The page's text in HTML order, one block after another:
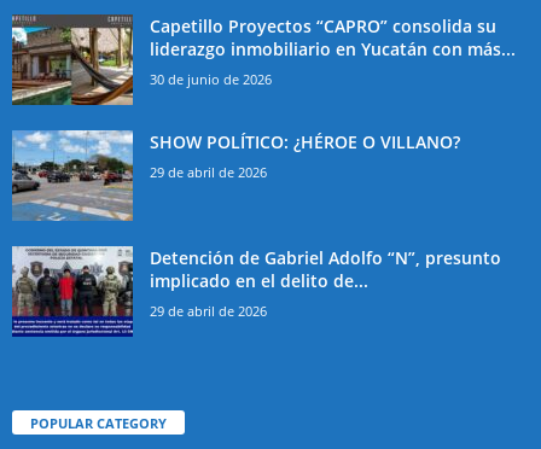
Capetillo Proyectos “CAPRO” consolida su
liderazgo inmobiliario en Yucatán con más...
30 de junio de 2026
SHOW POLÍTICO: ¿HÉROE O VILLANO?
29 de abril de 2026
Detención de Gabriel Adolfo “N”, presunto
implicado en el delito de...
29 de abril de 2026
POPULAR CATEGORY